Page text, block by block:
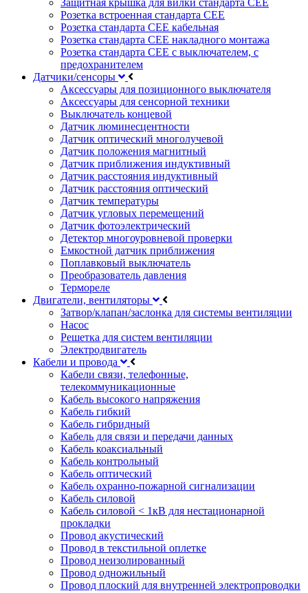
Защитная крышка для вилки стандарта CEE
Розетка встроенная стандарта CEE
Розетка стандарта СЕЕ кабельная
Розетка стандарта СЕЕ накладного монтажа
Розетка стандарта СЕЕ с выключателем, с
предохранителем
Датчики/сенсоры
Аксессуары для позиционного выключателя
Аксессуары для сенсорной техники
Выключатель концевой
Датчик люминесцентности
Датчик оптический многолучевой
Датчик положения магнитный
Датчик приближения индуктивный
Датчик расстояния индуктивный
Датчик расстояния оптический
Датчик температуры
Датчик угловых перемещений
Датчик фотоэлектрический
Детектор многоуровневой проверки
Емкостной датчик приближения
Поплавковый выключатель
Преобразователь давления
Термореле
Двигатели, вентиляторы
Затвор/клапан/заслонка для системы вентиляции
Насос
Решетка для систем вентиляции
Электродвигатель
Кабели и провода
Кабели связи, телефонные,
телекоммуникационные
Кабель высокого напряжения
Кабель гибкий
Кабель гибридный
Кабель для связи и передачи данных
Кабель коаксиальный
Кабель контрольный
Кабель оптический
Кабель охранно-пожарной сигнализации
Кабель силовой
Кабель силовой < 1кВ для нестационарной
прокладки
Провод акустический
Провод в текстильной оплетке
Провод неизолированный
Провод одножильный
Провод плоский для внутренней электропроводки